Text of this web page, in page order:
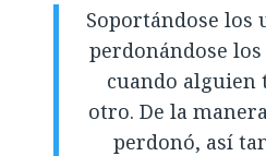
Soportándose los
perdonándose
cuando alguien
otro. De la
perdonó, así